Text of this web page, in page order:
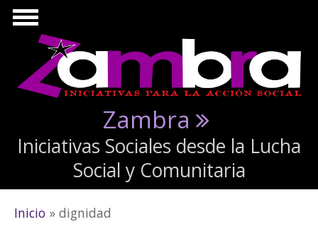
Pasar al contenido principal
Zambra
Iniciativas Sociales desde la Lucha
Social y Comunitaria
Se encuentra usted aquí
Inicio » dignidad